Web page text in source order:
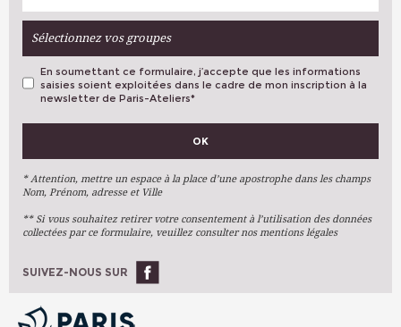
Sélectionnez vos groupes
VOS PRÉFÉRENCES
Arts Plastiques
Arts Du Texte
Arts Numériques
Ateliers À L'année
En soumettant ce formulaire, j’accepte que les informations
saisies soient exploitées dans le cadre de mon inscription à la
newsletter de Paris-Ateliers*
OK
* Attention, mettre un espace à la place d’une apostrophe dans les champs
Nom, Prénom, adresse et Ville
** Si vous souhaitez retirer votre consentement à l’utilisation des données
collectées par ce formulaire, veuillez consulter nos mentions légales
SUIVEZ-NOUS SUR